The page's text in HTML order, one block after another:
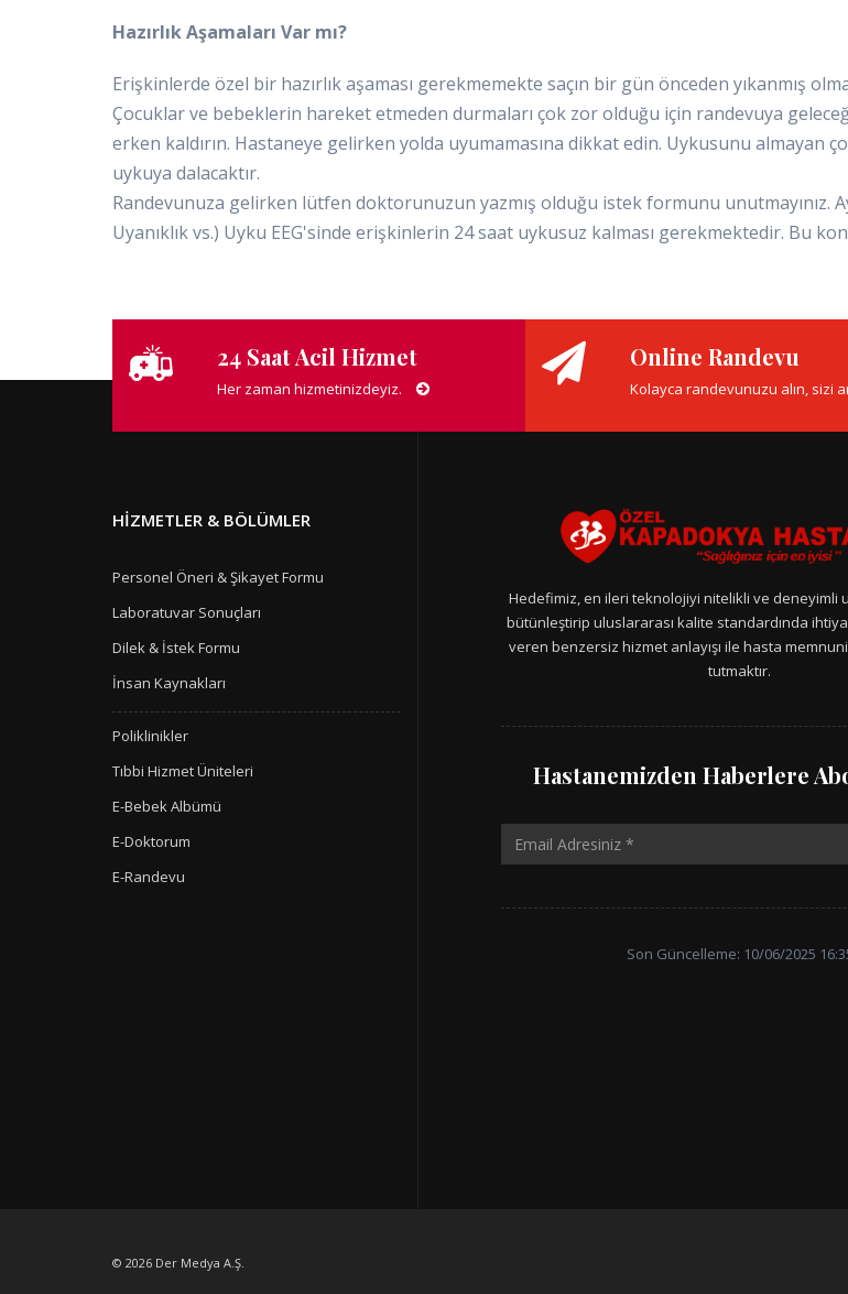
Hazırlık Aşamaları Var mı?
Erişkinlerde özel bir hazırlık aşaması gerekmemekte saçın bir gün önceden yıkanmış
Çocuklar ve bebeklerin hareket etmeden durmaları çok zor olduğu için randevuya
erken kaldırın. Hastaneye gelirken yolda uyumamasına dikkat edin. Uykusunu almayan
uykuya dalacaktır.
Randevunuza gelirken lütfen doktorunuzun yazmış olduğu istek formunu unutmayınız.
Uyanıklık vs.) Uyku EEG'sinde erişkinlerin 24 saat uykusuz kalması gerekmektedir. Bu
24 Saat Acil Hizmet
Her zaman hizmetinizdeyiz.
Online Randevu
Kolayca randevunuzu alın, sizi
HIZMETLER & BÖLÜMLER
Personel Öneri & Şikayet Formu
Laboratuvar Sonuçları
Dilek & İstek Formu
İnsan Kaynakları
Poliklinikler
Tıbbi Hizmet Üniteleri
E-Bebek Albümü
E-Doktorum
E-Randevu
Hedefimiz, en ileri teknolojiyi nitelikli ve deneyimli
bütünleştirip uluslararası kalite standardında
veren benzersiz hizmet anlayışı ile hasta
tutmaktır.
Hastanemizden Haberlere
Son Güncelleme: 10/06/2025
© 2026 Der Medya A.Ş.